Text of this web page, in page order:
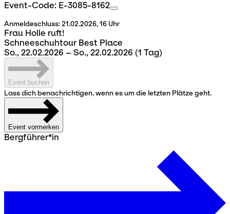
Event-Code: E-3085-8162
Anmeldeschluss:21.02.2026, 16 Uhr
Frau Holle ruft!
Schneeschuhtour Best Place
So., 22.02.2026 – So., 22.02.2026 (1 Tag)
Event buchen
Lass dich benachrichtigen, wenn es um die letzten Plätze geht.
Event vormerken
Bergführer*in